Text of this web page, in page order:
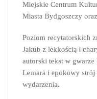
Miejskie Centrum
Miasta Bydgoszczy
Poziom recytatorskich
Jakub z lekkością i
autorski tekst w
Lemara i epokowy strój
wydarzenia.